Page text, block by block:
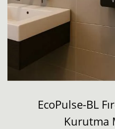
EcoPulse-BL
Kurutma